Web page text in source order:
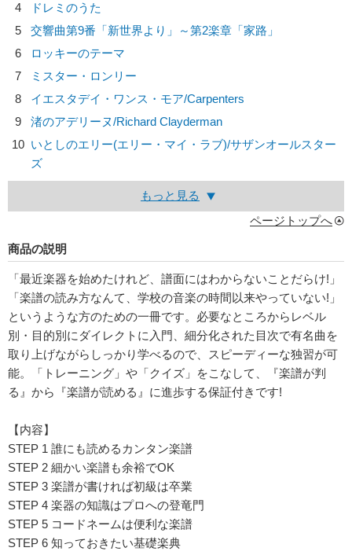
4
ドレミのうた
5
交響曲第9番「新世界より」～第2楽章「家路」
6
ロッキーのテーマ
7
ミスター・ロンリー
8
イエスタデイ・ワンス・モア/Carpenters
9
渚のアデリーヌ/Richard Clayderman
10 いとしのエリー(エリー・マイ・ラブ)/サザンオールスター
ズ
もっと見る
ページトップへ
商品の説明
「最近楽器を始めたけれど、譜面にはわからないことだらけ!」
「楽譜の読み方なんて、学校の音楽の時間以来やっていない!」
というような方のための一冊です。必要なところからレベル
別・目的別にダイレクトに入門、細分化された目次で有名曲を
取り上げながらしっかり学べるので、スピーディーな独習が可
能。「トレーニング」や「クイズ」をこなして、『楽譜が判
る』から『楽譜が読める』に進歩する保証付きです!
【内容】
STEP 1 誰にも読めるカンタン楽譜
STEP 2 細かい楽譜も余裕でOK
STEP 3 楽譜が書ければ初級は卒業
STEP 4 楽器の知識はプロへの登竜門
STEP 5 コードネームは便利な楽譜
STEP 6 知っておきたい基礎楽典